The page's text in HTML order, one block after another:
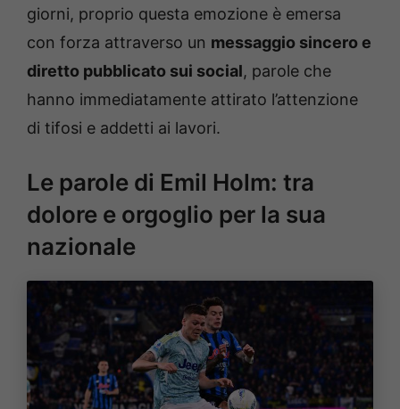
giorni, proprio questa emozione è emersa
con forza attraverso un messaggio sincero e
diretto pubblicato sui social, parole che
hanno immediatamente attirato l’attenzione
di tifosi e addetti ai lavori.
Le parole di Emil Holm: tra
dolore e orgoglio per la sua
nazionale